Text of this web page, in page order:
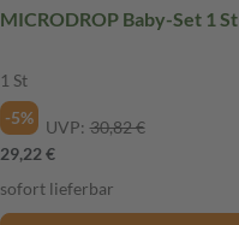
MICRODROP Baby-Set 1 St
1 St
-5%
UVP: 30,82 €
29,22 €
sofort lieferbar